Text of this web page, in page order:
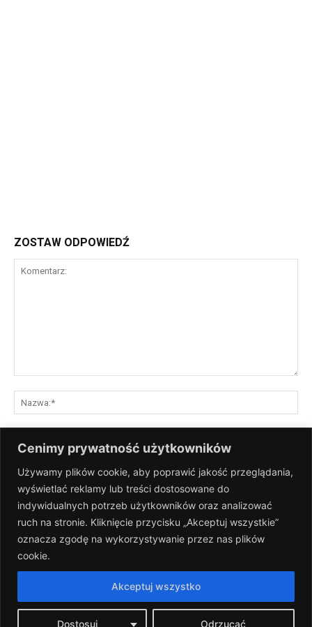
Cenimy prywatność użytkowników
Używamy plików cookie, aby poprawić jakość przeglądania,
wyświetlać reklamy lub treści dostosowane do
indywidualnych potrzeb użytkowników oraz analizować
ruch na stronie. Kliknięcie przycisku „Akceptuj wszystkie”
oznacza zgodę na wykorzystywanie przez nas plików
cookie.
Dostosuj Odrzucać
Akceptuj wszystko
ZOSTAW ODPOWIEDŹ
Zapisz moje nazwisko, adres e-mail i stronę internetową w tej
przeglądarce na następny raz, gdy skomentuję.